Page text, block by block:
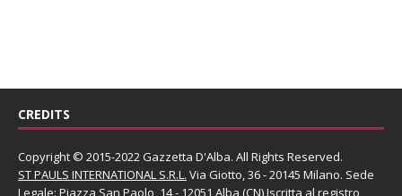
CREDITS
Copyright © 2015-2022 Gazzetta D'Alba. All Rights Reserved.
ST PAULS INTERNATIONAL S.R.L. Via Giotto, 36 - 20145 Milano. Sede
Legale: Piazza San Paolo, 14 - 12051 Alba (CN) Iscritta al registro